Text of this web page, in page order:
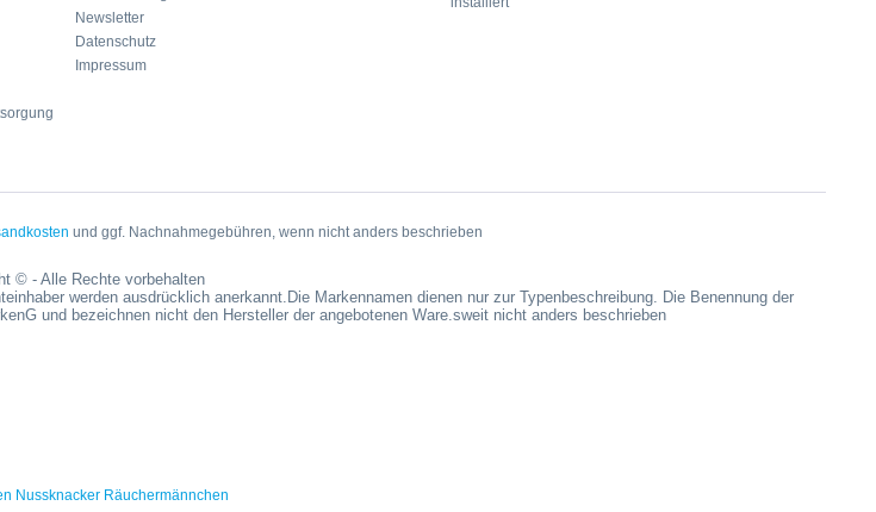
Newsletter
Datenschutz
Impressum
und ggf. Nachnahmegebühren, wenn nicht anders beschrieben
© - Alle Rechte vorbehalten
werden ausdrücklich anerkannt.Die Markennamen dienen nur zur Typenbeschreibung. Die Benennung der
und bezeichnen nicht den Hersteller der angebotenen Ware.sweit nicht anders beschrieben
Nussknacker Räuchermännchen